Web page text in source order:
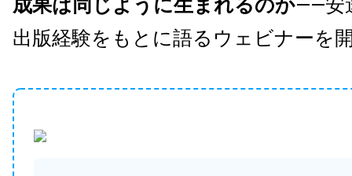
成果は同じように生まれるのか——安
出版経験をもとに語るウェビナーを